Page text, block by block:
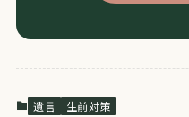
遺言 生前対策